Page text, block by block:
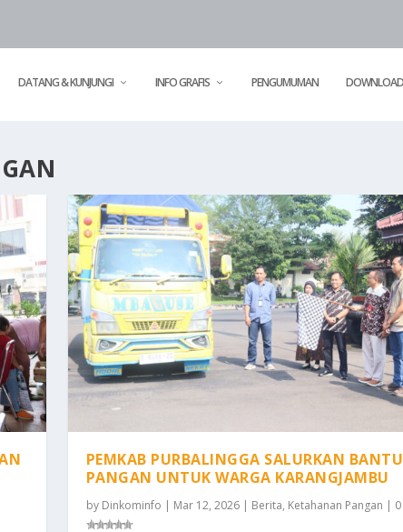
DATANG & KUNJUNGI INFO GRAFIS PENGUMUMAN DOWNLOAD
PEMKAB PURBALINGGA SALURKAN
PANGAN UNTUK WARGA KARANGJAMBU
by Dinkominfo | Mar 12, 2026| Berita, Ketahanan Pangan | 0